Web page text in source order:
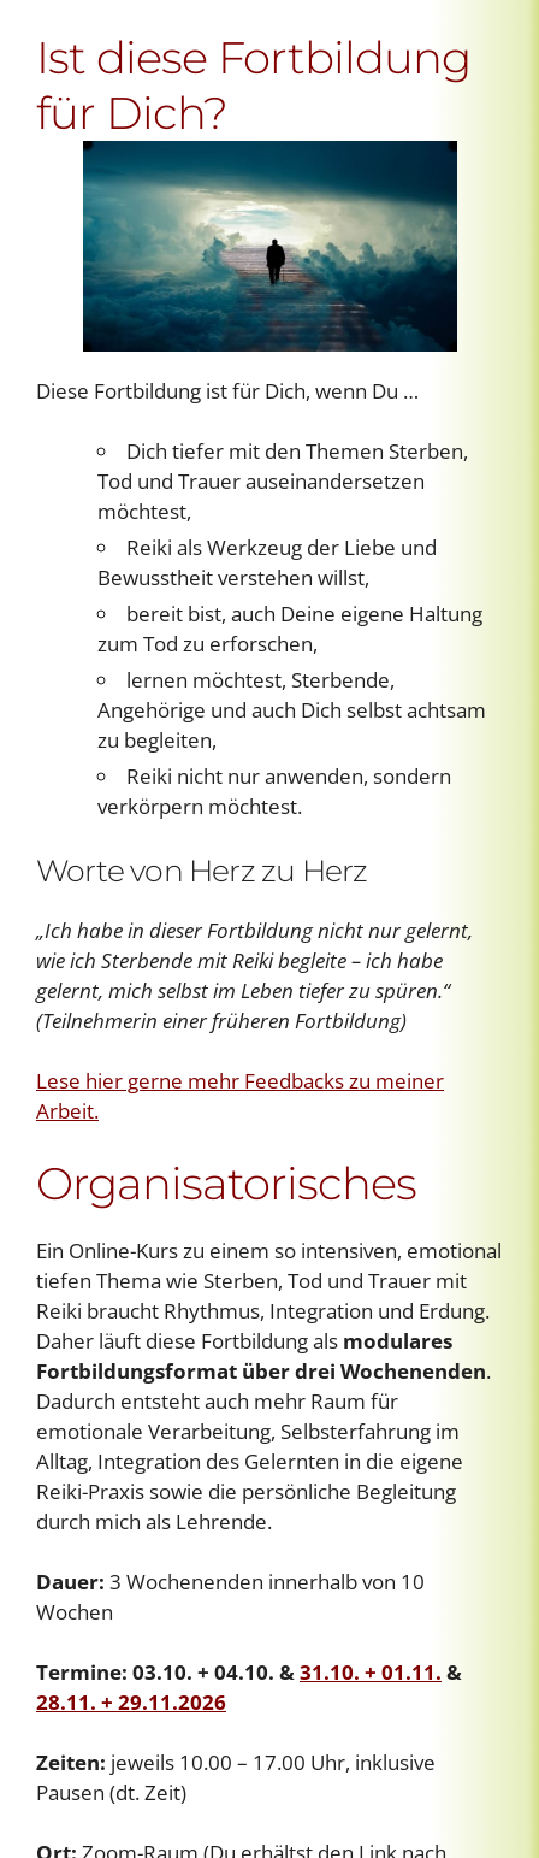
Ist diese Fortbildung
für Dich?
Diese Fortbildung ist für Dich, wenn Du …
Dich tiefer mit den Themen Sterben,
Tod und Trauer auseinandersetzen
möchtest,
Reiki als Werkzeug der Liebe und
Bewusstheit verstehen willst,
bereit bist, auch Deine eigene Haltung
zum Tod zu erforschen,
lernen möchtest, Sterbende,
Angehörige und auch Dich selbst achtsam
zu begleiten,
Reiki nicht nur anwenden, sondern
verkörpern möchtest.
Worte von Herz zu Herz
„Ich habe in dieser Fortbildung nicht nur gelernt,
wie ich Sterbende mit Reiki begleite – ich habe
gelernt, mich selbst im Leben tiefer zu spüren.“
(Teilnehmerin einer früheren Fortbildung)
Lese hier gerne mehr Feedbacks zu meiner
Arbeit.
Organisatorisches
Ein Online-Kurs zu einem so intensiven, emotional
tiefen Thema wie Sterben, Tod und Trauer mit
Reiki braucht Rhythmus, Integration und Erdung.
Daher läuft diese Fortbildung als modulares
Fortbildungsformat über drei Wochenenden.
Dadurch entsteht auch mehr Raum für
emotionale Verarbeitung, Selbsterfahrung im
Alltag, Integration des Gelernten in die eigene
Reiki-Praxis sowie die persönliche Begleitung
durch mich als Lehrende.
Dauer: 3 Wochenenden innerhalb von 10
Wochen
Termine: 03.10. + 04.10. &31.10. + 01.11. &
28.11. + 29.11.2026
Zeiten: jeweils 10.00 – 17.00 Uhr, inklusive
Pausen (dt. Zeit)